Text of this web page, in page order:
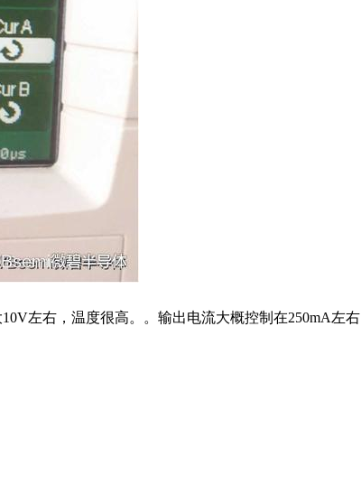
左右，温度很高。。输出电流大概控制在250mA左右